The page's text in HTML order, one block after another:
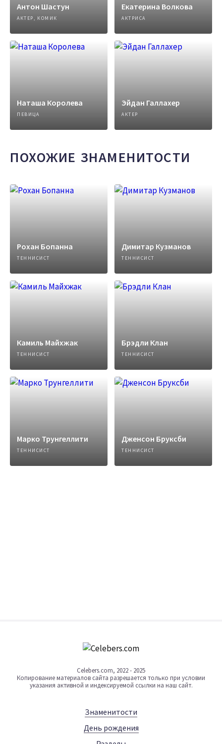
Антон Шастун
АКТЕР, КОМИК
Екатерина Волкова
АКТРИСА
Наташа Королева
ПЕВИЦА
Эйдан Галлахер
АКТЕР
ПОХОЖИЕ ЗНАМЕНИТОСТИ
Рохан Бопанна
ТЕННИСИСТ
Димитар Кузманов
ТЕННИСИСТ
Камиль Майхжак
ТЕННИСИСТ
Брэдли Клан
ТЕННИСИСТ
Марко Трунгеллити
ТЕННИСИСТ
Дженсон Бруксби
ТЕННИСИСТ
Celebers.com, 2022 - 2025
Копирование материалов сайта разрешается только при условии
указания активной и индексируемой ссылки на наш сайт.
Знаменитости
День рождения